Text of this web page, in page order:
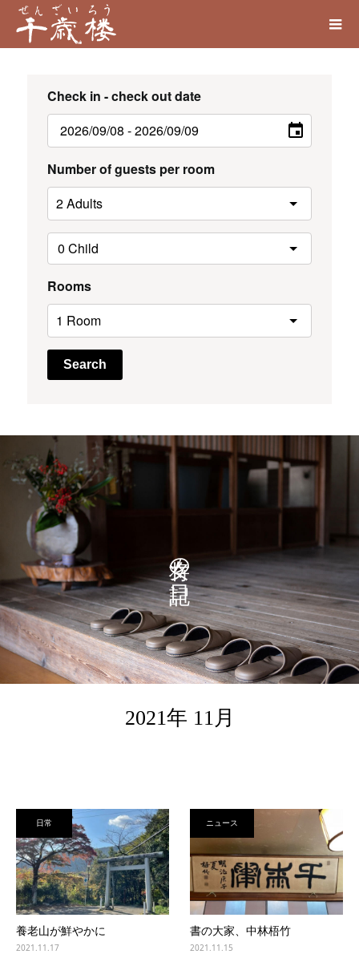
Check in - check out date
Number of guests per room
Rooms
Search
女将の日記
2021年 11月
日常
養老山が鮮やかに
2021.11.17
ニュース
書の大家、中林梧竹
2021.11.15